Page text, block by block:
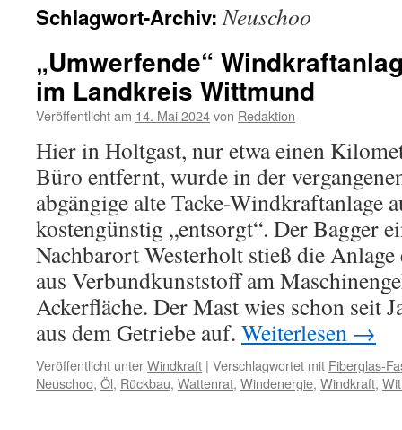
Schlagwort-Archiv:Neuschoo
„Umwerfende“
im Landkreis Wittmund
Veröffentlicht am 14. Mai 2024von Redaktion
Hier in Holtgast, nur etwa einen
Büro entfernt, wurde in der
abgängige alte Tacke-Windkraftanlage
kostengünstig „entsorgt“. Der Bagger
Nachbarort Westerholt stieß die
aus Verbundkunststoff am
Ackerfläche. Der Mast wies schon seit
aus dem Getriebe auf. Weiterlesen →
Veröffentlicht unterWindkraft | Verschlagwortet mit Fiberglas-
Neuschoo, Öl, Rückbau, Wattenrat, Windenergie, Windkraft,